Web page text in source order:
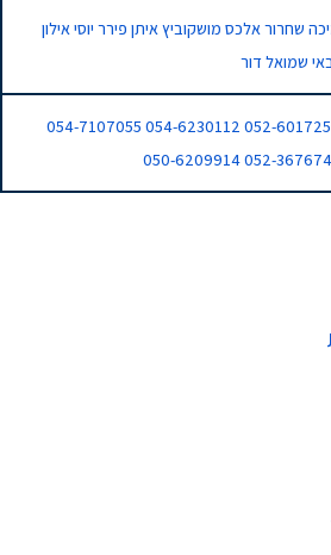
שחרור אלכס מושקוביץ איתן פירר יוסי אילון
שמואל דור
052-6017250 054-6230112 054-7107055
052-3676745 050-